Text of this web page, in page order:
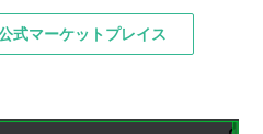
式マーケットプレイス